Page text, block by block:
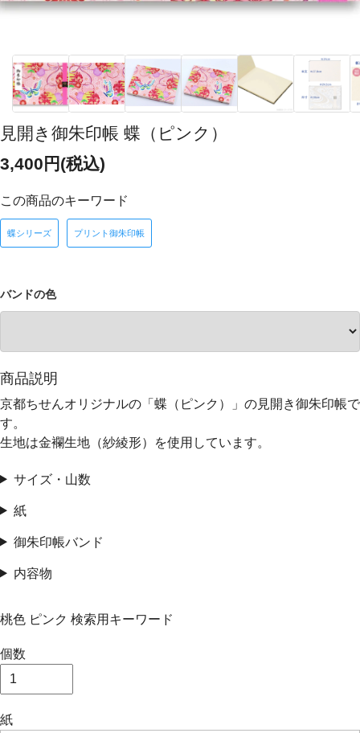
見開き御朱印帳 蝶（ピンク）
3,400円(税込)
この商品のキーワード
蝶シリーズ プリント御朱印帳
バンドの色
商品説明
京都ちせんオリジナルの「蝶（ピンク）」の見開き御朱印帳で
す。
生地は金襴生地（紗綾形）を使用しています。
サイズ・山数
紙
御朱印帳バンド
内容物
桃色 ピンク 検索用キーワード
個数
紙